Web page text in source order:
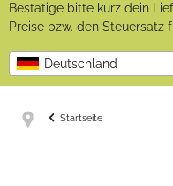
Bestätige bitte kurz dein
Preise bzw. den Steuersatz
Deutschland
Startseite